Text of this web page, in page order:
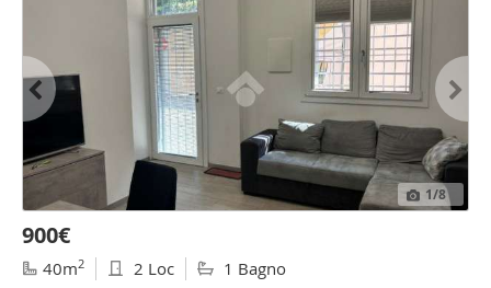
1/8
900€
40m2 2 Loc 1 Bagno